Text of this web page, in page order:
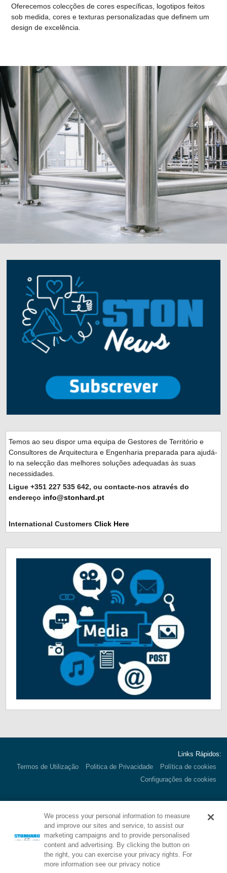
Oferecemos colecções de cores específicas, logotipos feitos
sob medida, cores e texturas personalizadas que definem um
design de excelência.
Temos ao seu dispor uma equipa de Gestores de Território e
Consultores de Arquitectura e Engenharia preparada para ajudá-
lo na selecção das melhores soluções adequadas às suas
necessidades.
Ligue +351 227 535 642, ou contacte-nos através do
endereço info@stonhard.pt
International CustomersClick Here
Links Rápidos:
Termos de Utilização
Politica de Privacidade
Política de cookies
Configurações de cookies
Corporate HQ:1000 E. Park Ave.
Maple Shade, NJ 08052 USA
Call: 800.257.7953
We process your personal information to measure
and improve our sites and service, to assist our
marketing campaigns and to provide personalised
content and advertising. By clicking the button on
the right, you can exercise your privacy rights. For
more information see our privacy notice